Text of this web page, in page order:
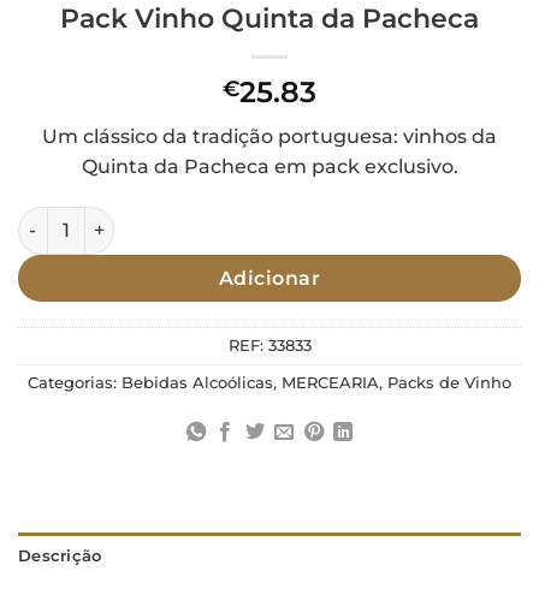
Pack Vinho Quinta da Pacheca
€25.83
Um clássico da tradição portuguesa: vinhos da
Quinta da Pacheca em pack exclusivo.
Quantidade de Pack Vinho Quinta da Pacheca
Adicionar
REF: 33833
Categorias: Bebidas Alcoólicas, MERCEARIA, Packs de Vinho
Descrição